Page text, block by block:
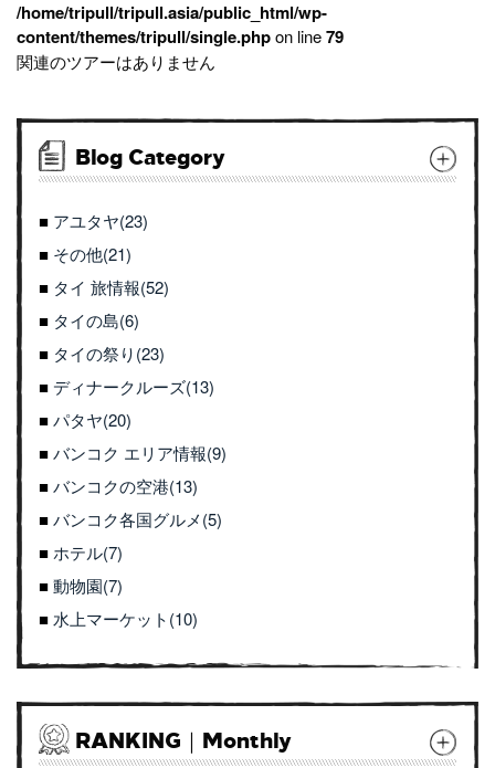
/home/tripull/tripull.asia/public_html/wp-
content/themes/tripull/single.phpon line79
関連のツアーはありません
Blog Category
アユタヤ(23)
その他(21)
タイ 旅情報(52)
タイの島(6)
タイの祭り(23)
ディナークルーズ(13)
パタヤ(20)
バンコク エリア情報(9)
バンコクの空港(13)
バンコク各国グルメ(5)
ホテル(7)
動物園(7)
水上マーケット(10)
RANKING｜Monthly